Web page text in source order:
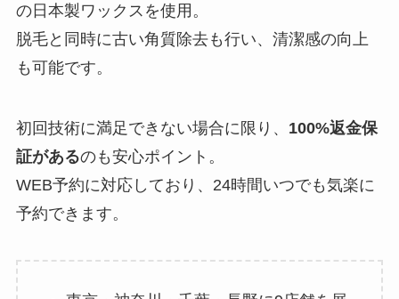
の日本製ワックスを使用。
脱毛と同時に古い角質除去も行い、清潔感の向上
も可能です。
初回技術に満足できない場合に限り、 100%返金保
証があるのも安心ポイント。
WEB予約に対応しており、24時間いつでも気楽に
予約できます。